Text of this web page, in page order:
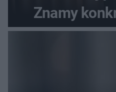
Znamy